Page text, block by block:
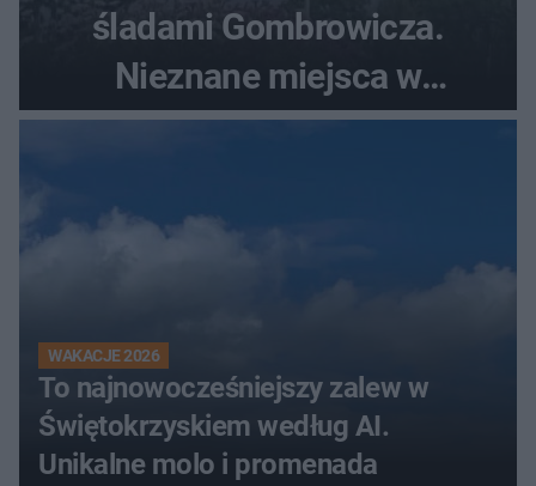
śladami Gombrowicza.
Nieznane miejsca w
Świętokrzyskiem
WAKACJE 2026
To najnowocześniejszy zalew w
Świętokrzyskiem według AI.
Unikalne molo i promenada